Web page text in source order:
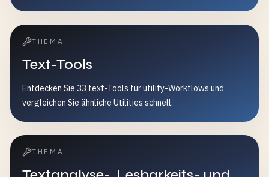
THEMA
Text-Tools
Entdecken Sie 33 text-Tools für utility-Workflows und
vergleichen Sie ähnliche Utilities schnell.
THEMA